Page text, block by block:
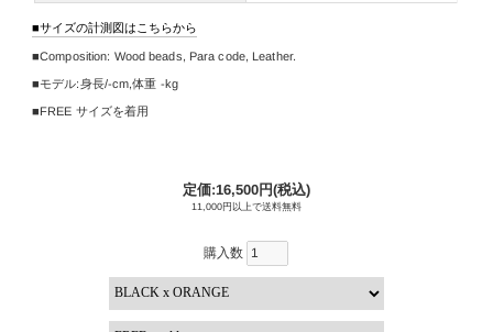
サイズの計測図はこちらから
Composition: Wood beads, Para code, Leather.
モデル:身長/-cm,体重 -kg
FREE サイズを着用
定価:16,500円(税込)
11,000円以上で送料無料
購入数